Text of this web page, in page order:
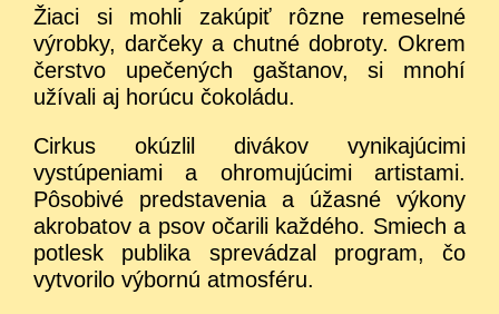
Žiaci si mohli zakúpiť rôzne remeselné
výrobky, darčeky a chutné dobroty. Okrem
čerstvo upečených gaštanov, si mnohí
užívali aj horúcu čokoládu.
Cirkus okúzlil divákov vynikajúcimi
vystúpeniami a ohromujúcimi artistami.
Pôsobivé predstavenia a úžasné výkony
akrobatov a psov očarili každého. Smiech a
potlesk publika sprevádzal program, čo
vytvorilo výbornú atmosféru.